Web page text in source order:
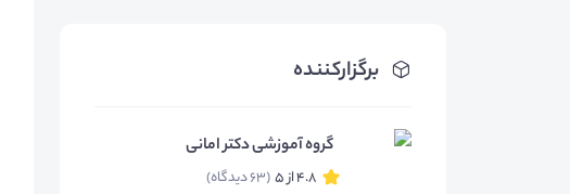
برگزارکننده
گروه آموزشی دکتر امانی
4.8 از 5 (63 دیدگاه)